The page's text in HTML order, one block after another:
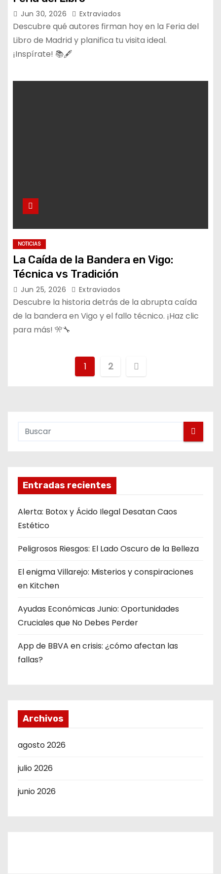
Jun 30, 2026 Extraviados
Descubre qué autores firman hoy en la Feria del
Libro de Madrid y planifica tu visita ideal.
¡Inspírate! 📚🖋️
NOTICIAS
La Caída de la Bandera en Vigo:
Técnica vs Tradición
Jun 25, 2026 Extraviados
Descubre la historia detrás de la abrupta caída
de la bandera en Vigo y el fallo técnico. ¡Haz clic
para más! 🎌🔧
a
g
n
a
i
1 2
Entradas recientes
Alerta: Botox y Ácido Ilegal Desatan Caos
Estético
Peligrosos Riesgos: El Lado Oscuro de la Belleza
El enigma Villarejo: Misterios y conspiraciones
en Kitchen
Ayudas Económicas Junio: Oportunidades
Cruciales que No Debes Perder
App de BBVA en crisis: ¿cómo afectan las
fallas?
Archivos
agosto 2026
julio 2026
junio 2026